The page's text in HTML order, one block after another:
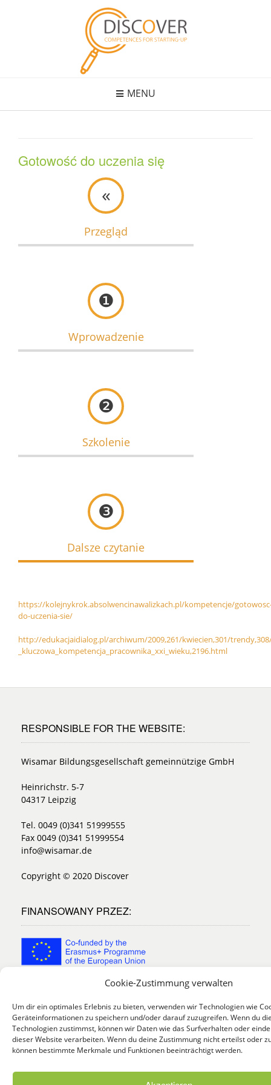
Cookie-Zustimmung verwalten
Um dir ein optimales Erlebnis zu bieten, verwenden wir Technologien wie
Geräteinformationen zu speichern und/oder darauf zuzugreifen. Wenn du
Technologien zustimmst, können wir Daten wie das Surfverhalten oder
dieser Website verarbeiten. Wenn du deine Zustimmung nicht erteilst oder
können bestimmte Merkmale und Funktionen beeinträchtigt werden.
MENU
Gotowość do uczenia się
«
Przegląd
❶
Wprowadzenie
❷
Szkolenie
❸
Dalsze czytanie
https://kolejnykrok.absolwencinawalizkach.pl/kompetencje/
do-uczenia-sie/
http://edukacjaidialog.pl/archiwum/2009,261/kwiecien,301/
_kluczowa_kompetencja_pracownika_xxi_wieku,2196.html
RESPONSIBLE FOR THE WEBSITE:
Wisamar Bildungsgesellschaft gemeinnützige GmbH
Heinrichstr. 5-7
04317 Leipzig
Tel. 0049 (0)341 51999555
Fax 0049 (0)341 51999554
info@wisamar.de
Copyright © 2020 Discover
FINANSOWANY PRZEZ:
publikacji nie stanowi poparcia dla treści, które
odzwierciedlają jedynie poglądy autorów, a Komisja nie
może zostać pociagnięta do odpowiedzialności za
jakiekolwiek wykorzystanie informacji w niej zawartych
Numer projektu: